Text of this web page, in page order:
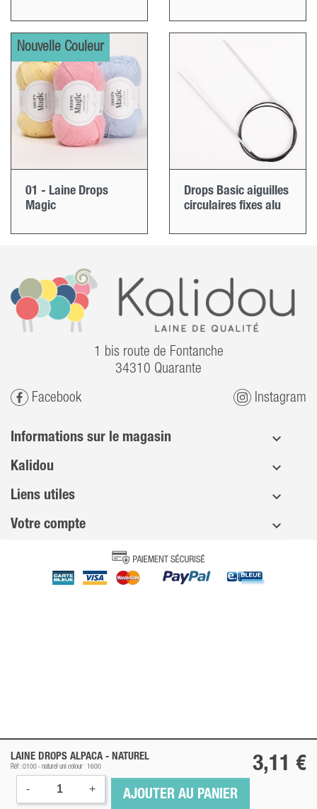
LAINE DROPS ALPACA - NATUREL
Réf : 0100 - naturel uni colour 1600 3,11 €
- + AJOUTER AU PANIER
Nouvelle Couleur
01 - Laine Drops
Magic
Drops Basic aiguilles
circulaires fixes alu
1 bis route de Fontanche
34310 Quarante
Facebook Instagram
Informations sur le magasin
Kalidou
Liens utiles
Votre compte